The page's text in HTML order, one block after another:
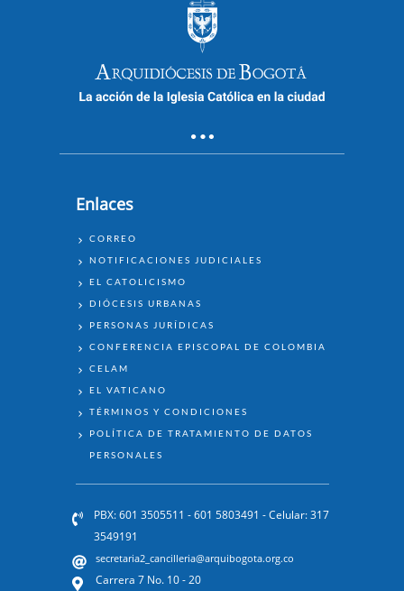
Enlaces
ENLACES
CORREO
NOTIFICACIONES JUDICIALES
EL CATOLICISMO
DIÓCESIS URBANAS
PERSONAS JURÍDICAS
CONFERENCIA EPISCOPAL DE COLOMBIA
CELAM
EL VATICANO
TÉRMINOS Y CONDICIONES
POLÍTICA DE TRATAMIENTO DE DATOS
PERSONALES
PBX: 601 3505511 - 601 5803491 - Celular: 317
3549191
secretaria2_cancilleria@arquibogota.org.co
Carrera 7 No. 10 - 20